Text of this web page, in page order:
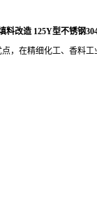
料改造 125Y型不锈钢
在精细化工、香料工